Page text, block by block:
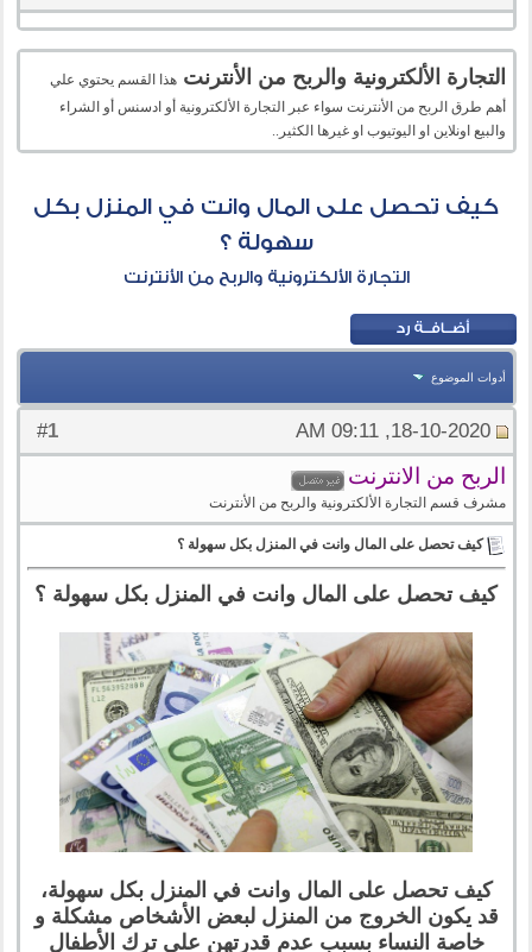
التجارة الألكترونية والربح من الأنترنت هذا القسم يحتوي علي
أهم طرق الربح من الأنترنت سواء عبر التجارة الألكترونية أو ادسنس أو الشراء
والبيع اونلاين او اليوتيوب او غيرها الكثير..
كيف تحصل على المال وانت في المنزل بكل
سهولة ؟
التجارة الألكترونية والربح من الأنترنت
أدوات الموضوع
#
1 18-10-2020, 09:11 AM
الربح من الانترنت
مشرف قسم التجارة الألكترونية والربح من الأنترنت
كيف تحصل على المال وانت في المنزل بكل سهولة ؟
كيف تحصل على المال وانت في المنزل بكل سهولة ؟
كيف تحصل على المال وانت في المنزل بكل سهولة،
قد يكون الخروج من المنزل لبعض الأشخاص مشكلة و
خاصة النساء بسبب عدم قدرتهن على ترك الأطفال